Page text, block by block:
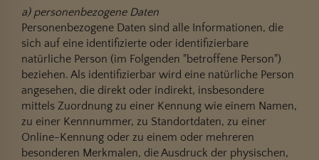
a) personenbezogene Daten
Personenbezogene Daten sind alle Informationen, die
sich auf eine identifizierte oder identifizierbare
natürliche Person (im Folgenden "betroffene Person")
beziehen. Als identifizierbar wird eine natürliche Person
angesehen, die direkt oder indirekt, insbesondere
mittels Zuordnung zu einer Kennung wie einem Namen,
zu einer Kennnummer, zu Standortdaten, zu einer
Online-Kennung oder zu einem oder mehreren
besonderen Merkmalen, die Ausdruck der physischen,